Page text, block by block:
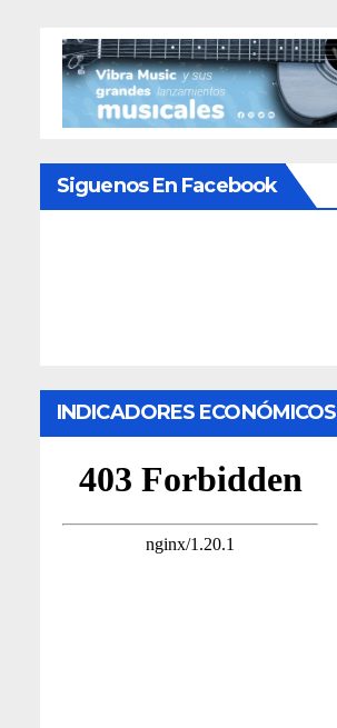
Siguenos En Facebook
INDICADORES ECONÓMICOS